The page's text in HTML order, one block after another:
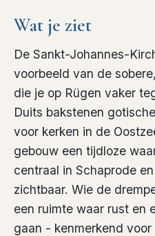
Wat je ziet
De Sankt-Johannes-
voorbeeld van de
die je op Rügen vaker
Duits bakstenen
voor kerken in de
gebouw een tijdloze
centraal in Schaprode
zichtbaar. Wie de
een ruimte waar rust en
gaan - kenmerkend